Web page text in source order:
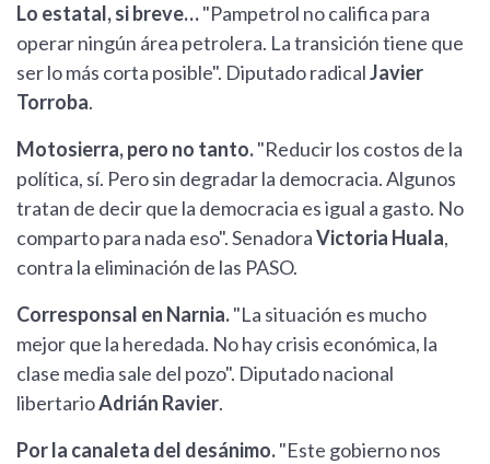
Lo estatal, si breve…"Pampetrol no califica para
operar ningún área petrolera. La transición tiene que
ser lo más corta posible". Diputado radicalJavier
Torroba.
Motosierra, pero no tanto."Reducir los costos de la
política, sí. Pero sin degradar la democracia. Algunos
tratan de decir que la democracia es igual a gasto. No
comparto para nada eso". SenadoraVictoria Huala,
contra la eliminación de las PASO.
Corresponsal en Narnia."La situación es mucho
mejor que la heredada. No hay crisis económica, la
clase media sale del pozo". Diputado nacional
libertarioAdrián Ravier.
Por la canaleta del desánimo."Este gobierno nos